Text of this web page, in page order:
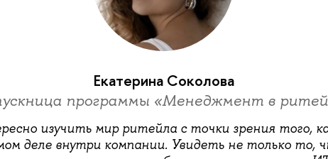
Екатерина Соколова
программы «Менеджмент в
изучить мир ритейла с точки зрения того,
деле внутри компании. Увидеть не только то,